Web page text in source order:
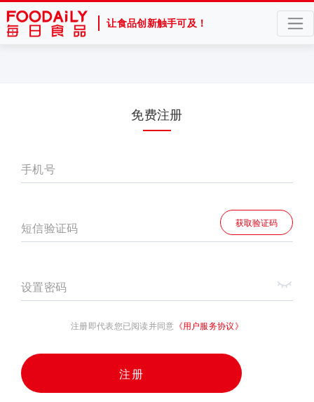
让食品创新触手可及！
免费注册
手机号
短信验证码 获取验证码
设置密码
注册即代表您已阅读并同意 《用户服务协议》
注册